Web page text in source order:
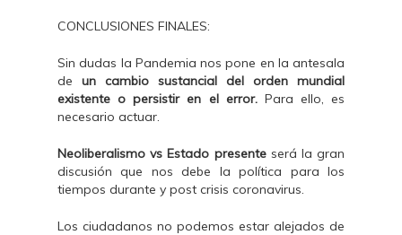
CONCLUSIONES FINALES:
Sin dudas la Pandemia nos pone en la antesala
de un cambio sustancial del orden mundial
existente o persistir en el error. Para ello, es
necesario actuar.
Neoliberalismo vs Estado presente será la gran
discusión que nos debe la política para los
tiempos durante y post crisis coronavirus.
Los ciudadanos no podemos estar alejados de